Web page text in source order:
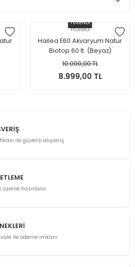
TÜKENDİ
Hailea
Hailea E60 Akvaryum Natur
Biotop 60 lt. (Beyaz)
10.000,00 TL
8.999,00 TL
ile güvenli alışveriş
hazırlanır.
ile ödeme imkanı